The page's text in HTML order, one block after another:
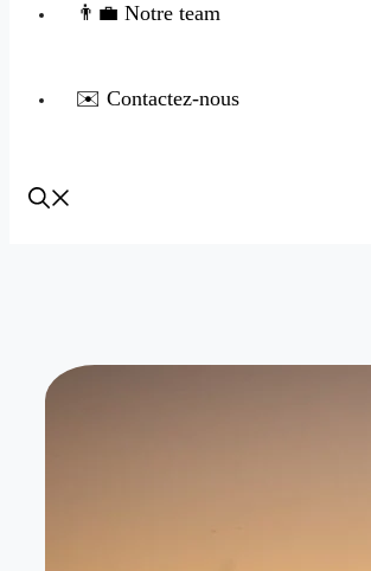
👨‍💼 Notre team
✉️ Contactez-nous